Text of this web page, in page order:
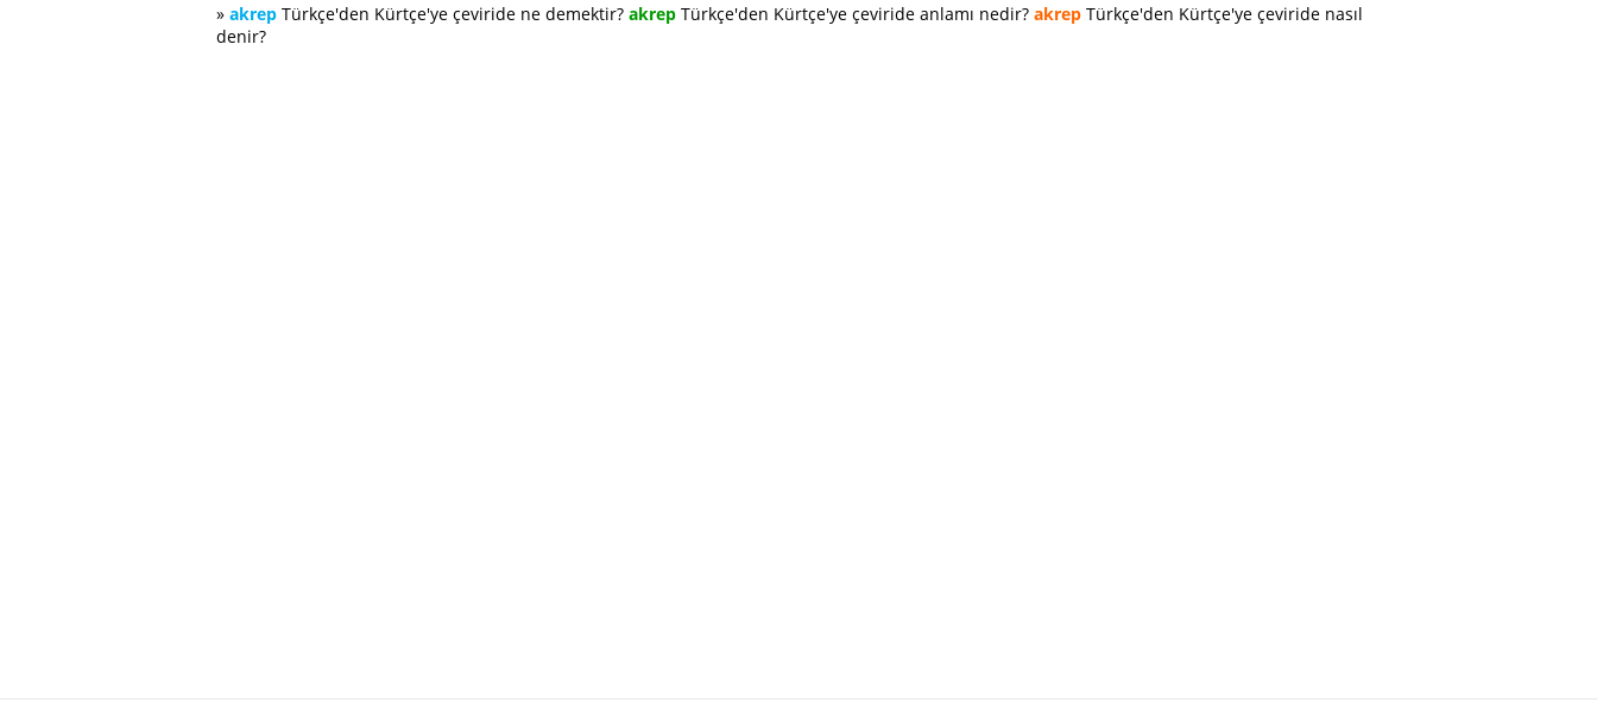
» akrep Türkçe'den Kürtçe'ye çeviride ne demektir? akrep Türkçe'den Kürtçe'ye çeviride anlamı nedir? akrep Türkçe'den Kürtçe'ye çeviride nasıl
denir?